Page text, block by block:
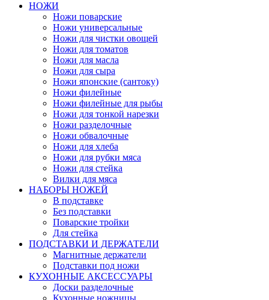
НОЖИ
Ножи поварские
Ножи универсальные
Ножи для чистки овощей
Ножи для томатов
Ножи для масла
Ножи для сыра
Ножи японские (сантоку)
Ножи филейные
Ножи филейные для рыбы
Ножи для тонкой нарезки
Ножи разделочные
Ножи обвалочные
Ножи для хлеба
Ножи для рубки мяса
Ножи для стейка
Вилки для мяса
НАБОРЫ НОЖЕЙ
В подставке
Без подставки
Поварские тройки
Для стейка
ПОДСТАВКИ И ДЕРЖАТЕЛИ
Магнитные держатели
Подставки под ножи
КУХОННЫЕ АКСЕССУАРЫ
Доски разделочные